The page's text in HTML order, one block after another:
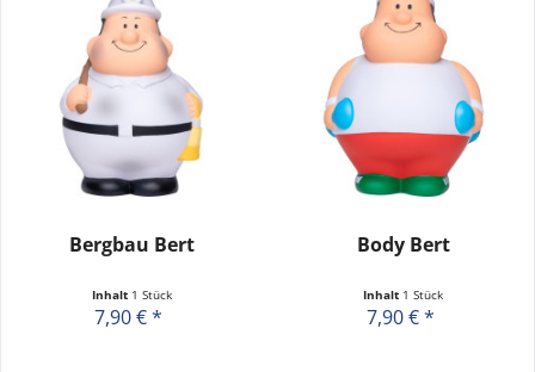
Bergbau Bert
Inhalt 1 Stück
7,90 € *
Body Bert
Inhalt 1 Stück
7,90 € *